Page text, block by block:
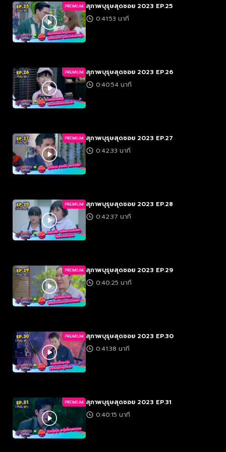
PREMIUM สุภาพบุรุษสุดซอย 2023 EP.25
0:41:53 นาที
PREMIUM สุภาพบุรุษสุดซอย 2023 EP.26
0:40:54 นาที
PREMIUM สุภาพบุรุษสุดซอย 2023 EP.27
0:42:33 นาที
PREMIUM สุภาพบุรุษสุดซอย 2023 EP.28
0:42:37 นาที
PREMIUM สุภาพบุรุษสุดซอย 2023 EP.29
0:40:25 นาที
PREMIUM สุภาพบุรุษสุดซอย 2023 EP.30
0:41:38 นาที
PREMIUM สุภาพบุรุษสุดซอย 2023 EP.31
0:40:15 นาที